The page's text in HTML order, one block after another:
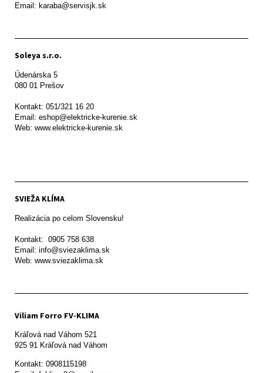
Email: karaba@servisjk.sk
Soleya s.r.o.
Údenárska 5
080 01 Prešov
Kontakt: 051/321 16 20
Email: eshop@elektricke-kurenie.sk
Web: www.elektricke-kurenie.sk
SVIEŽA KLÍMA
Realizácia po celom Slovensku!
Kontakt:  0905 758 638
Email: info@sviezaklima.sk
Web: www.sviezaklima.sk
Viliam Forro FV-KLIMA
Kráľová nad Váhom 521
Kontakt: 0908115198